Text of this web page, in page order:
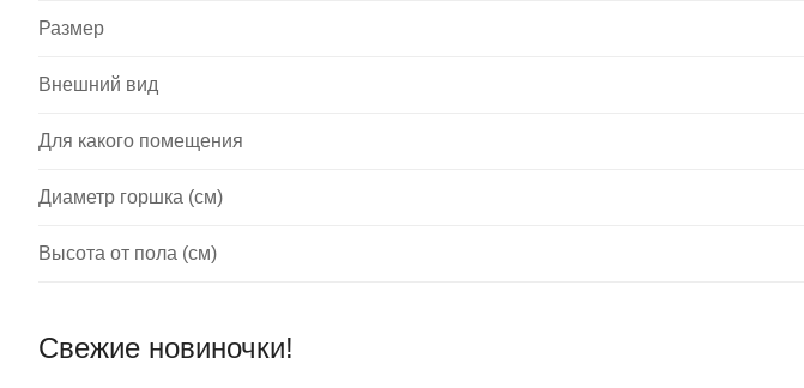
Размер
Внешний вид
Для какого помещения
Диаметр горшка (см)
Высота от пола (см)
Свежие новиночки!